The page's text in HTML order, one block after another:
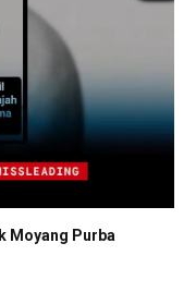
Moyang Purba